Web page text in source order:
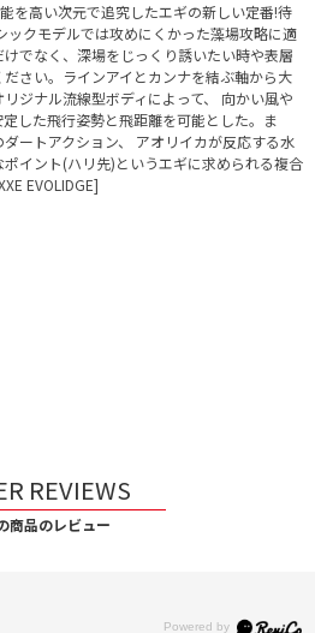
を高い次元で追究したエギの新しい定番!待
ックモデルでは攻めにくかった藻場攻略に適
でなく、深場をじっくり誘いたい時や表層
さい。ラインアイとカンナを結ぶ軸から大
ジナル流線型ボディによって、 向かい風や
した飛行姿勢と飛距離を可能とした。ま
ートアクション、 アオリイカが反応する水
イント(ハリ先)というエギに求められる複合
EVOLIDGE]
REVIEWS
商品のレビュー